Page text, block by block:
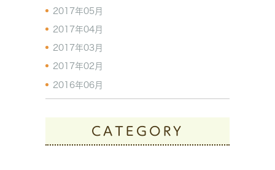
2017年05月
2017年04月
2017年03月
2017年02月
2016年06月
CATEGORY